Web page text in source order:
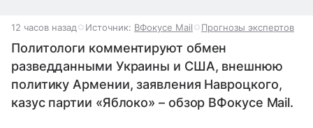
12 часов назад Источник: ВФокусе Mail Прогнозы экспертов
Политологи комментируют обмен
разведданными Украины и США, внешнюю
политику Армении, заявления Навроцкого,
казус партии «Яблоко» – обзор ВФокусе Mail.